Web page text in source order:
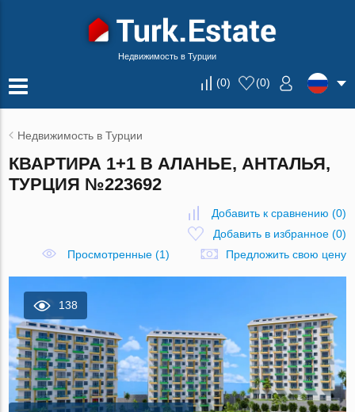
Недвижимость в Турции
(0) (0)
Недвижимость в Турции
КВАРТИРА 1+1 В АЛАНЬЕ, АНТАЛЬЯ,
ТУРЦИЯ №223692
Добавить к сравнению (0)
Добавить в избранное(0)
Просмотренные (1)
Предложить свою цену
138